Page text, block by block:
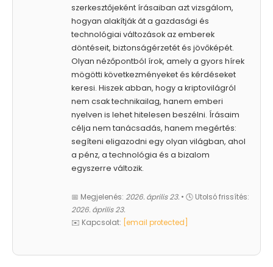
szerkesztőjeként írásaiban azt vizsgálom,
hogyan alakítják át a gazdasági és
technológiai változások az emberek
döntéseit, biztonságérzetét és jövőképét.
Olyan nézőpontból írok, amely a gyors hírek
mögötti következményeket és kérdéseket
keresi. Hiszek abban, hogy a kriptovilágról
nem csak technikailag, hanem emberi
nyelven is lehet hitelesen beszélni. Írásaim
célja nem tanácsadás, hanem megértés:
segíteni eligazodni egy olyan világban, ahol
a pénz, a technológia és a bizalom
egyszerre változik.
📅 Megjelenés: 2026. április 23. • 🕓 Utolsó frissítés:
2026. április 23.
✉️ Kapcsolat:
[email protected]